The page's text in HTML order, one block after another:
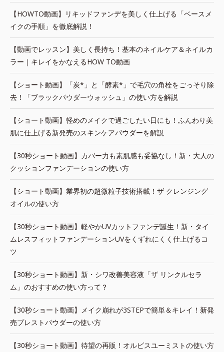
【HOWTO動画】リキッドファンデを美しく仕上げる「ベースメ
イクの手順」を徹底解説！
【動画でレッスン】美しく長持ち！基本のネイルケア＆ネイルカ
ラー｜キレイをかなえるHOW TO動画
【ショート動画】「炭*」と「酵素*」で毛穴の角栓をごっそり除
去！「ブラックパウダーウォッシュ」の使い方を解説
【ショート動画】軽めのメイクで過ごしたい日にも！ふんわり美
肌に仕上げる新発売のスキンケアパウダーを解説
【30秒ショート動画】カバー力も素肌感も妥協なし！新・大人の
クッションファンデーションの使い方
【ショート動画】業界初の超微粒子技術搭載！ザ クレンジング
オイルの使い方
【30秒ショート動画】軽やかUVカットファンデ誕生！新・タイ
ムレスフィットファンデーションUVをくずれにくく仕上げるコ
ツ
【30秒ショート動画】新・シワ改善美容液「ザ リンクルセラ
ム」のおすすめの使い方って？
【30秒ショート動画】メイク崩れが3STEPで簡単＆キレイ！新発
売プレストパウダーの使い方
【30秒ショート動画】待望の再販！オルビスユーミストの使い方